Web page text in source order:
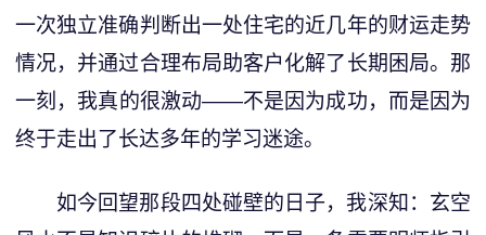
一次独立准确判断出一处住宅的近几年的财运走势
情况，并通过合理布局助客户化解了长期困局。那
一刻，我真的很激动——不是因为成功，而是因为
终于走出了长达多年的学习迷途。
如今回望那段四处碰壁的日子，我深知：玄空